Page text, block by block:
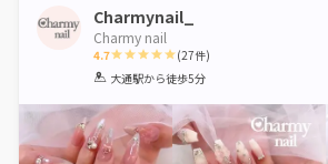
Charmynail_
Charmy nail
4.7
1 2 3 4 5
(27件)
大通駅から徒歩5分